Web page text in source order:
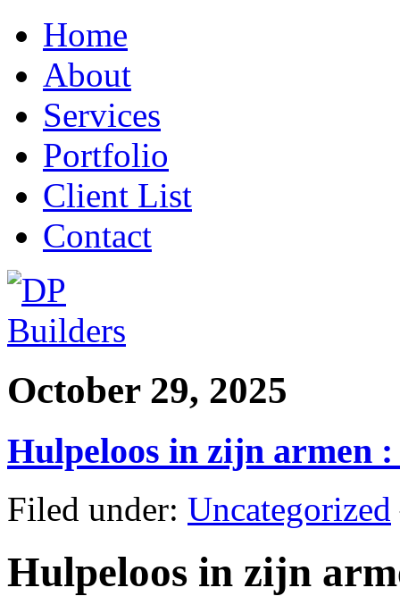
Home
About
Services
Portfolio
Client List
Contact
October 29, 2025
Hulpeloos in zijn armen
Filed under: Uncategorized
Hulpeloos in zijn